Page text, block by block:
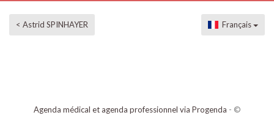
< Astrid SPINHAYER Français
Agenda médical et agenda professionnel via Progenda - ©